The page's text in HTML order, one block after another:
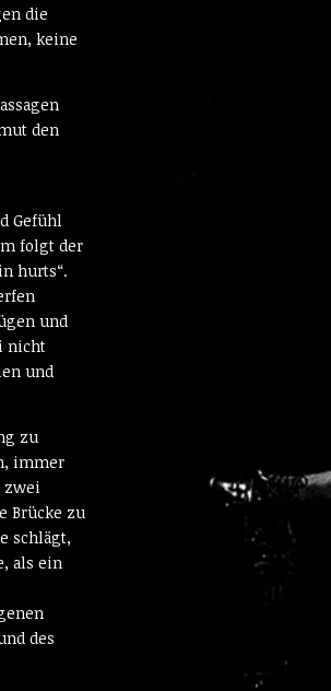
die
keine
den
Gefühl
folgt der
hurts“.
und
nicht
und
zu
immer
zwei
Brücke zu
schlägt,
als ein
des